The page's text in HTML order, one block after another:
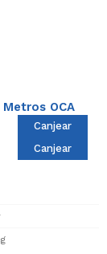
OCA
Canjear
Canjear